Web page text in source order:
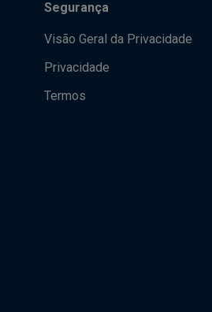
Segurança
Visão Geral da Privacidade
Privacidade
Termos